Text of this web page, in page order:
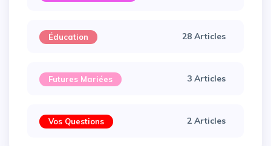
Éducation 28 Articles
Futures Mariées 3 Articles
Vos Questions 2 Articles